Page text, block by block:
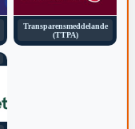
Transparensmeddelande
(TTPA)